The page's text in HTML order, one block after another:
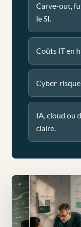
Carve-out,
le SI.
Coûts IT en
Cyber-
IA, cloud ou
claire.